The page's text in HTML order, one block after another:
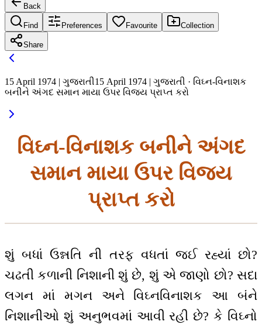
Back
Find Preferences Favourite Collection
Share
15 April 1974 | ગુજરાતી15 April 1974 | ગુજરાતી · વિઘ્ન-વિનાશક
બનીને અંગદ સમાન માયા ઉપર વિજય પ્રાપ્ત કરો
વિઘ્ન-વિનાશક બનીને અંગદ
સમાન માયા ઉપર વિજય
પ્રાપ્ત કરો
શું બધાં ઉન્નતિ ની તરફ વધતાં જઈ રહ્યાં છો?
ચઢતી કળાની નિશાની શું છે, શું એ જાણો છો? સદા
લગન માં મગન અને વિઘ્નવિનાશક આ બંને
નિશાનીઓ શું અનુભવમાં આવી રહી છે? કે વિઘ્નો